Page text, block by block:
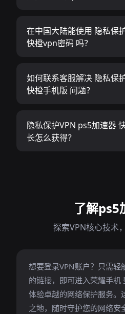
在中国大陆能使用 隐私保
快橙vpn密码 吗？
如何联系客服解决 隐私保
快橙手机版 问题？
隐私保护VPN ps5加速器
长怎么获得？
了解ps5
探索VPN核心技术
想要登录VPN账户？只需轻
的链接，即可进入荣耀手机
体验卓越的网络保护服务。
之地，随时守护您的网络安